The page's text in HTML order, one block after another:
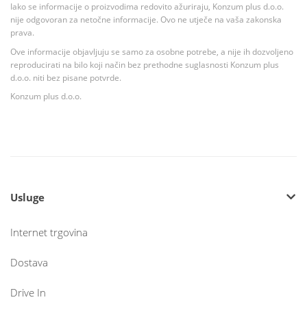
Iako se informacije o proizvodima redovito ažuriraju, Konzum plus d.o.o.
nije odgovoran za netočne informacije. Ovo ne utječe na vaša zakonska
prava.
Ove informacije objavljuju se samo za osobne potrebe, a nije ih dozvoljeno
reproducirati na bilo koji način bez prethodne suglasnosti Konzum plus
d.o.o. niti bez pisane potvrde.
Konzum plus d.o.o.
Usluge
Internet trgovina
Dostava
Drive In